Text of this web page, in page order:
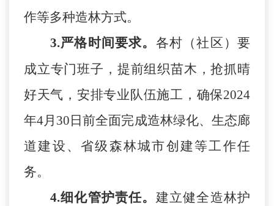
作等多种造林方式。
3.严格时间要求。 各村（社区）要
成立专门班子，提前组织苗木，抢抓晴
好天气，安排专业队伍施工，确保2024
年4月 30 日前全面完成造林绿化、生态廊
道建设、省级森林城市创建等工作任
务。
4.细化管护责任。 建立健全造林护